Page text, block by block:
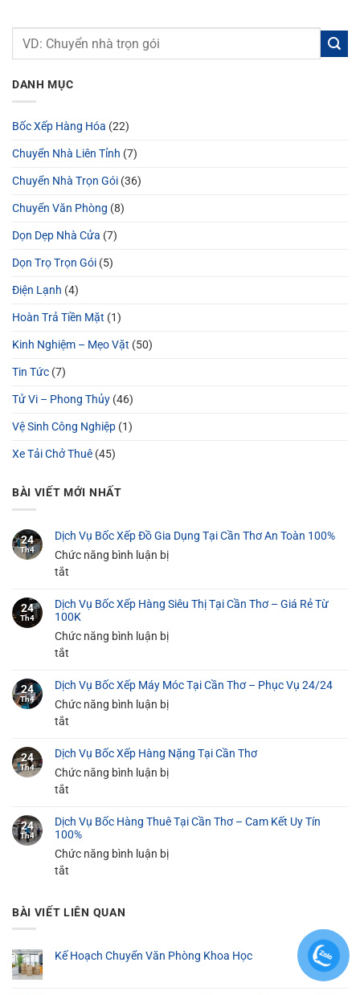
DANH MỤC
Bốc Xếp Hàng Hóa (22)
Chuyển Nhà Liên Tỉnh (7)
Chuyển Nhà Trọn Gói (36)
Chuyển Văn Phòng (8)
Dọn Dẹp Nhà Cửa (7)
Dọn Trọ Trọn Gói (5)
Điện Lạnh (4)
Hoàn Trả Tiền Mặt (1)
Kinh Nghiệm – Mẹo Vặt (50)
Tin Tức (7)
Tử Vi – Phong Thủy (46)
Vệ Sinh Công Nghiệp (1)
Xe Tải Chở Thuê (45)
BÀI VIẾT MỚI NHẤT
24
Th4
Dịch Vụ Bốc Xếp Đồ Gia Dụng Tại Cần Thơ An Toàn 100%
Chức năng bình luận bị
tắt
Vụ
Bốc
Xếp
Dụng
Tại
An
Toàn
24
Th4
Dịch Vụ Bốc Xếp Hàng Siêu Thị Tại Cần Thơ – Giá Rẻ Từ
100K
Chức năng bình luận bị
tắt
Vụ
Bốc
Siêu
Thị
Thơ
–
Giá
100K
24
Th4
Dịch Vụ Bốc Xếp Máy Móc Tại Cần Thơ – Phục Vụ 24/24
Chức năng bình luận bị
tắt
Vụ
Bốc
Móc
Tại
Cần
Phục
24
Th4
Dịch Vụ Bốc Xếp Hàng Nặng Tại Cần Thơ
Chức năng bình luận bị
tắt
Vụ
Bốc
Xếp
Tại
24
Th4
Dịch Vụ Bốc Hàng Thuê Tại Cần Thơ – Cam Kết Uy Tín
100%
Chức năng bình luận bị
tắt
Vụ
Bốc
Thuê
BÀI VIẾT LIÊN QUAN
Kế Hoạch Chuyển Văn Phòng Khoa Học